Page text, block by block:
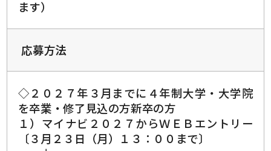
ます）
応募方法
◇２０２７年３月までに４年制大学・大学院
を卒業・修了見込の方新卒の方
１）マイナビ２０２７からＷＥＢエントリー
〔３月２３日（月）１３：００まで〕